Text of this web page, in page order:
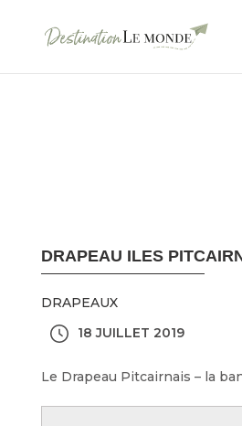
DRAPEAU ILES
DRAPEAUX
18 JUILLET 2019
Le Drapeau Pitcairnais – la